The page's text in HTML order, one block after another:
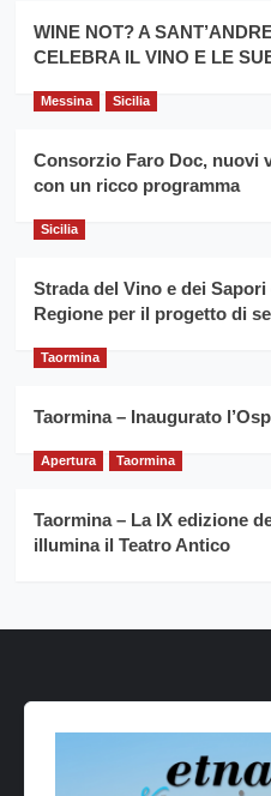
la
filiera
grano
per
il
anno
Franco
Caruso
WINE NOT? A
CELEBRA IL VINO E LE
Messina Sicilia
Consorzio Faro Doc, nuovi
con un ricco programma
Sicilia
Strada del Vino e dei
Regione per il progetto di
Taormina
Taormina – Inaugurato
Apertura Taormina
Taormina – La IX edizione
illumina il Teatro Antico